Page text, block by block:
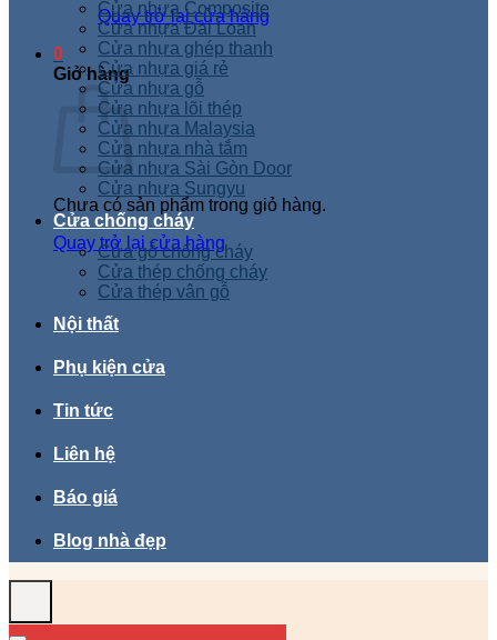
Quay trở lại cửa hàng
0
Giỏ hàng
Chưa có sản phẩm trong giỏ hàng.
Quay trở lại cửa hàng
Cửa nhựa Composite
Cửa nhựa Đài Loan
Cửa nhựa ghép thanh
Cửa nhựa giá rẻ
Cửa nhựa gỗ
Cửa nhựa lõi thép
Cửa nhựa Malaysia
Cửa nhựa nhà tắm
Cửa nhựa Sài Gòn Door
Cửa nhựa Sungyu
Cửa chống cháy
Cửa gỗ chống cháy
Cửa thép chống cháy
Cửa thép vân gỗ
Nội thất
Phụ kiện cửa
Tin tức
Liên hệ
Báo giá
Blog nhà đẹp